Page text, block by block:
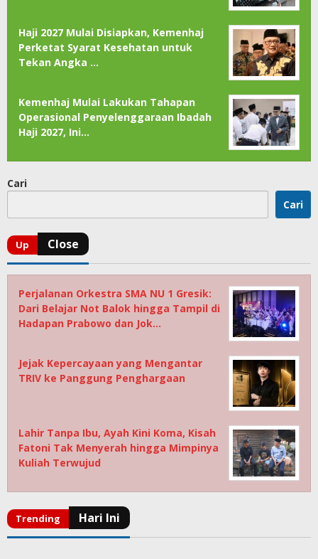
Haji 2027 Mulai Disiapkan, Kemenhaj
Perketat Syarat Kesehatan untuk
Tekan Angka …
Kemenhaj Mulai Lakukan Tahapan
Operasional Penyelenggaraan Ibadah
Haji 2027, Ini…
Cari
Cari
Perjalanan Orkestra SMA NU 1 Gresik:
Dari Belajar Not Balok hingga Tampil di
Hadapan Prabowo dan Jok…
Jejak Kepercayaan yang Mengantar
TRIV ke Panggung Penghargaan
Lahir Tanpa Ibu, Ayah Kini Koma, Kisah
Fatoni Tak Menyerah hingga Mimpinya
Kuliah Terwujud